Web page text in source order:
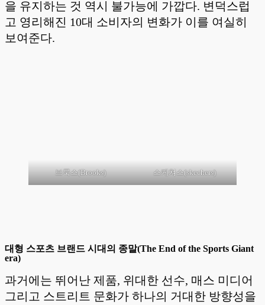
을 유지하는 것 역시 불가능에 가깝다. 변덕스럽
고 영리해진 10대 소비자의 변화가 이를 여실히
보여준다.
브룩스(Brooks) 스케쳐스(skechers)
대형 스포츠 브랜드 시대의 종말(The End of the Sports Giant
era)
과거에는 뛰어난 제품, 위대한 선수, 매스 미디어
그리고 스트리트 문화가 하나의 거대한 방향성을